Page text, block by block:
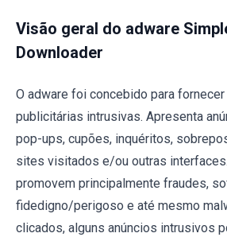
Visão geral do adware
Downloader
O adware foi concebido para fornecer
publicitárias intrusivas. Apresenta
pop-ups, cupões, inquéritos,
sites visitados e/ou outras
promovem principalmente fraudes,
fidedigno/perigoso e até mesmo
clicados, alguns anúncios intrusivos